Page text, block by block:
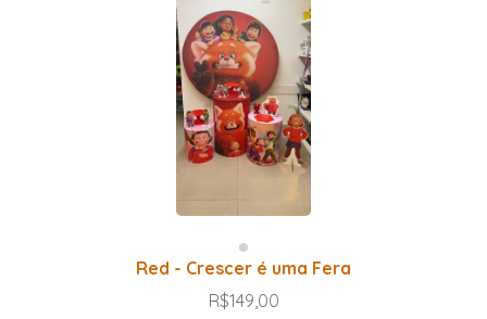
Red - Crescer é uma Fera
R$149,00